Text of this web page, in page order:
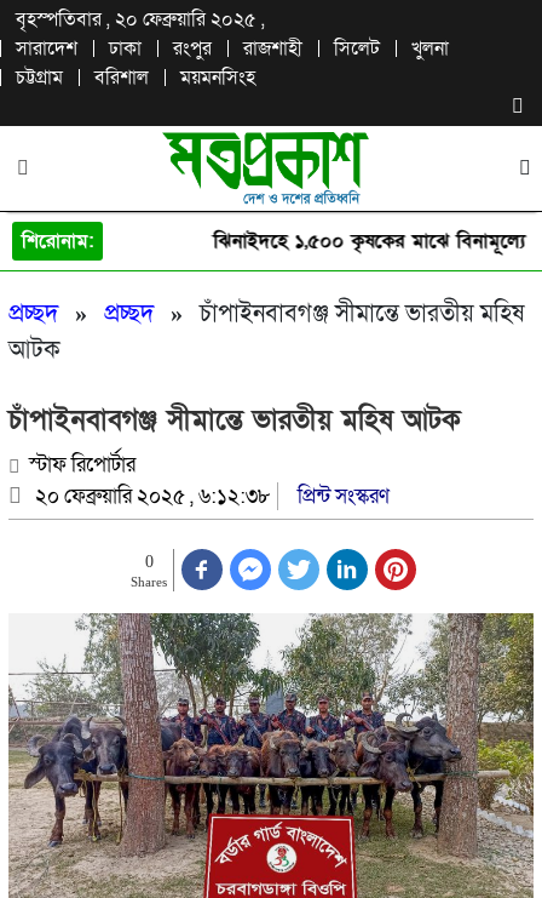
বৃহস্পতিবার , ২০ ফেব্রুয়ারি ২০২৫ ,
সারাদেশ
ঢাকা রংপুর রাজশাহী সিলেট
খুলনা
চট্টগ্রাম
বরিশাল ময়মনসিংহ
শিরোনাম: ঝিনাইদহে ১,৫০০ কৃষকের মাঝে বিনামূল্যে
প্রচ্ছদ» প্রচ্ছদ»চাঁপাইনবাবগঞ্জ সীমান্তে ভারতীয় মহিষ
আটক
চাঁপাইনবাবগঞ্জ সীমান্তে ভারতীয় মহিষ আটক
স্টাফ রিপোর্টার
২০ ফেব্রুয়ারি ২০২৫ , ৬:১২:৩৮
প্রিন্ট সংস্করণ
0
Shares